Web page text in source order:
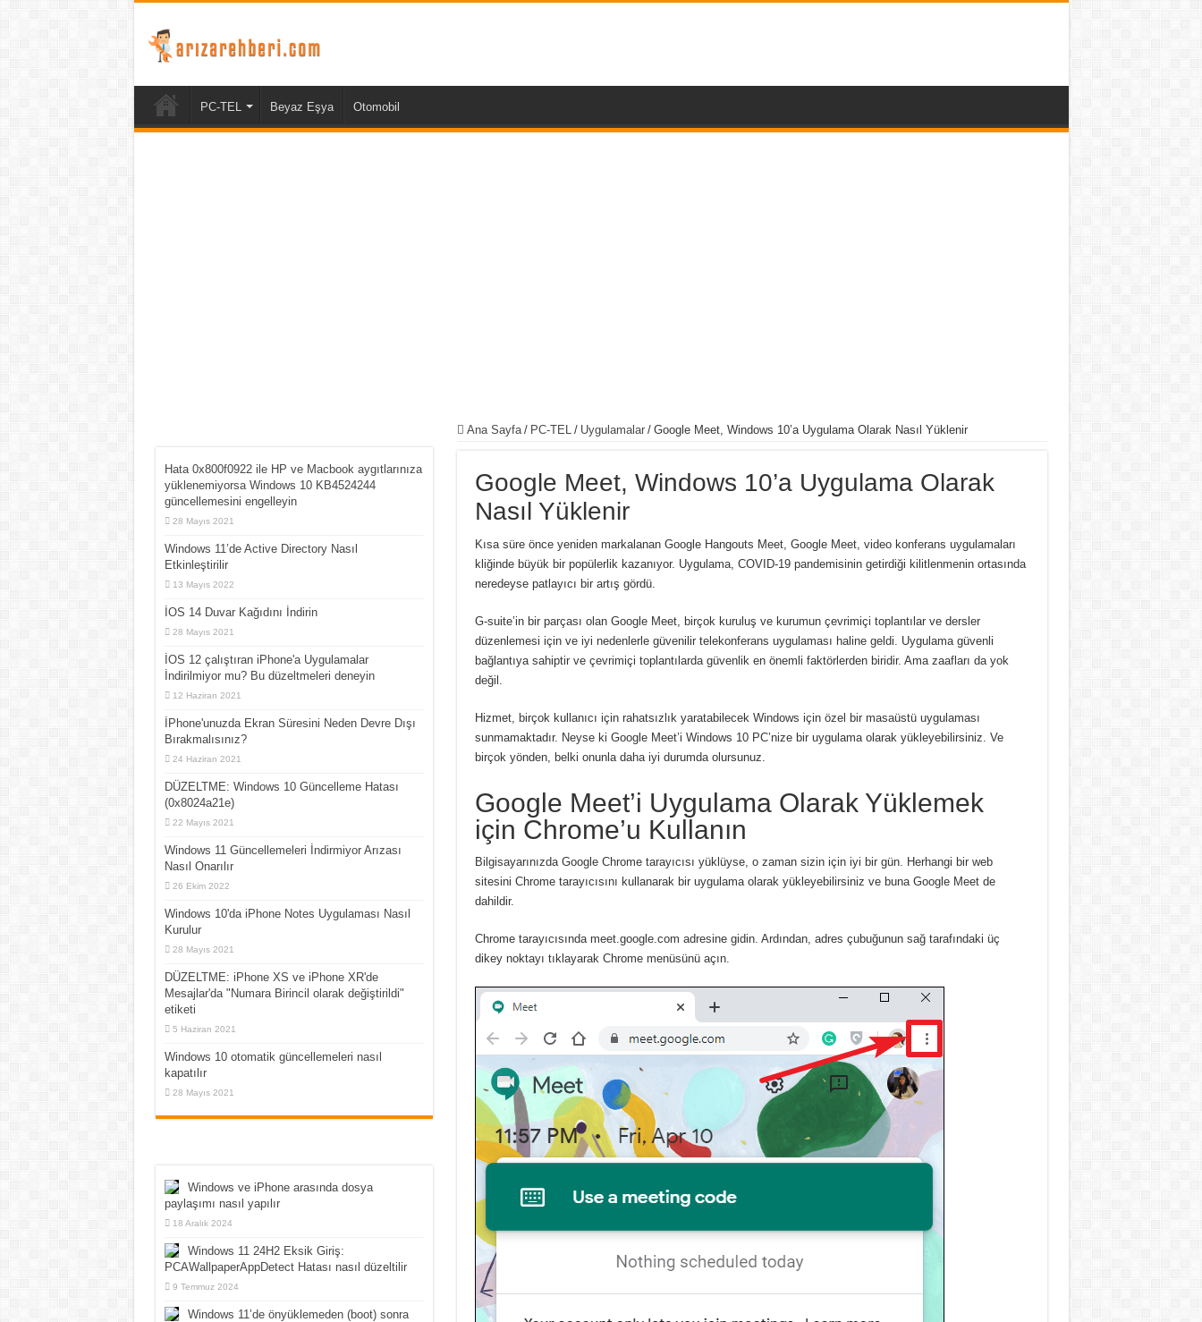
PC-TEL Beyaz Eşya Otomobil
Ana Sayfa / PC-TEL / Uygulamalar / Google Meet, Windows 10’a Uygulama Olarak Nasıl Yüklenir
Google Meet, Windows 10’a Uygulama Olarak
Nasıl Yüklenir
Kısa süre önce yeniden markalanan Google Hangouts Meet, Google Meet, video konferans uygulamaları
kliğinde büyük bir popülerlik kazanıyor. Uygulama, COVID-19 pandemisinin getirdiği kilitlenmenin ortasında
neredeyse patlayıcı bir artış gördü.
G-suite’in bir parçası olan Google Meet, birçok kuruluş ve kurumun çevrimiçi toplantılar ve dersler
düzenlemesi için ve iyi nedenlerle güvenilir telekonferans uygulaması haline geldi. Uygulama güvenli
bağlantıya sahiptir ve çevrimiçi toplantılarda güvenlik en önemli faktörlerden biridir. Ama zaafları da yok
değil.
Hizmet, birçok kullanıcı için rahatsızlık yaratabilecek Windows için özel bir masaüstü uygulaması
sunmamaktadır. Neyse ki Google Meet’i Windows 10 PC’nize bir uygulama olarak yükleyebilirsiniz. Ve
birçok yönden, belki onunla daha iyi durumda olursunuz.
Google Meet’i Uygulama Olarak Yüklemek
için Chrome’u Kullanın
Bilgisayarınızda Google Chrome tarayıcısı yüklüyse, o zaman sizin için iyi bir gün. Herhangi bir web
sitesini Chrome tarayıcısını kullanarak bir uygulama olarak yükleyebilirsiniz ve buna Google Meet de
dahildir.
Chrome tarayıcısında meet.google.com adresine gidin. Ardından, adres çubuğunun sağ tarafındaki üç
dikey noktayı tıklayarak Chrome menüsünü açın.
Hata 0x800f0922 ile HP ve Macbook aygıtlarınıza
yüklenemiyorsa Windows 10 KB4524244
güncellemesini engelleyin
28 Mayıs 2021
Windows 11’de Active Directory Nasıl
Etkinleştirilir
13 Mayıs 2022
İOS 14 Duvar Kağıdını İndirin
28 Mayıs 2021
İOS 12 çalıştıran iPhone'a Uygulamalar
İndirilmiyor mu? Bu düzeltmeleri deneyin
12 Haziran 2021
İPhone'unuzda Ekran Süresini Neden Devre Dışı
Bırakmalısınız?
24 Haziran 2021
DÜZELTME: Windows 10 Güncelleme Hatası
(0x8024a21e)
22 Mayıs 2021
Windows 11 Güncellemeleri İndirmiyor Arızası
Nasıl Onarılır
26 Ekim 2022
Windows 10'da iPhone Notes Uygulaması Nasıl
Kurulur
28 Mayıs 2021
DÜZELTME: iPhone XS ve iPhone XR'de
Mesajlar'da "Numara Birincil olarak değiştirildi"
etiketi
5 Haziran 2021
Windows 10 otomatik güncellemeleri nasıl
kapatılır
28 Mayıs 2021
Windows ve iPhone arasında dosya
paylaşımı nasıl yapılır
18 Aralık 2024
Windows 11 24H2 Eksik Giriş:
PCAWallpaperAppDetect Hatası nasıl düzeltilir
9 Temmuz 2024
Windows 11’de önyüklemeden (boot) sonra